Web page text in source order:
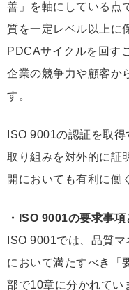
善」を軸にしている点
質を一定レベル以上に
PDCAサイクルを回す
企業の競争力や顧客か
す。
ISO 9001の認証を取
取り組みを対外的に証
開においても有利に働
・ISO 9001の要求事
ISO 9001では、品質
において満たすべき「
部で10章に分かれてい